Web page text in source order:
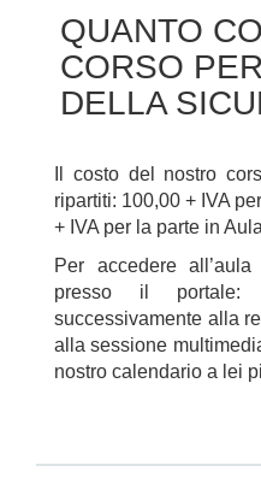
QUANTO
CORSO
DELLA
Il costo del nostro
ripartiti: 100,00 + IVA
+ IVA per la parte in
Per accedere
presso il portale:
successivamente alla
alla sessione
nostro calendario a lei